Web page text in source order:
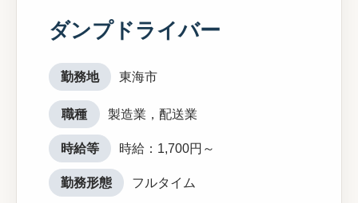
ダンプドライバー
勤務地 東海市
職種 製造業，配送業
時給等 時給：1,700円～
勤務形態 フルタイム